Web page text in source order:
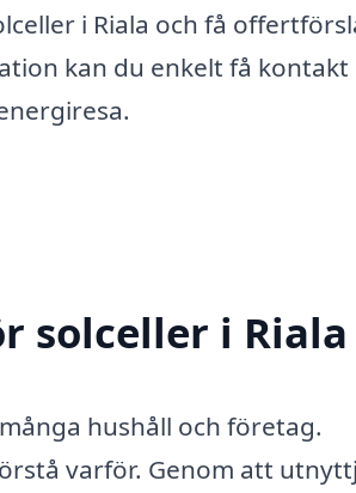
i Riala och få
kan du enkelt få kontakt
solceller i Riala
hushåll och företag.
varför. Genom att